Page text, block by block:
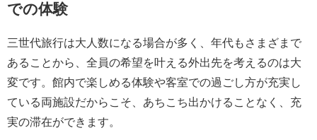
での体験
三世代旅行は大人数になる場合が多く、年代もさまざまで
あることから、全員の希望を叶える外出先を考えるのは大
変です。館内で楽しめる体験や客室での過ごし方が充実し
ている両施設だからこそ、あちこち出かけることなく、充
実の滞在ができます。